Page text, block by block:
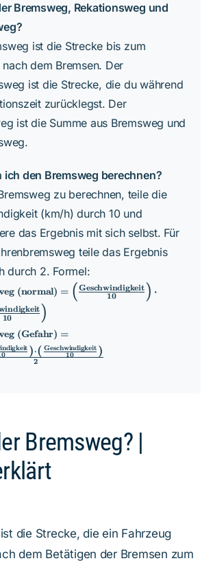
Bremsweg, Rekationsweg und
ist die Strecke bis zum
nach dem Bremsen. Der
ist die Strecke, die du während
zurücklegst. Der
ist die Summe aus Bremsweg und
ich den Bremsweg berechnen?
zu berechnen, teile die
(km/h) durch 10 und
das Ergebnis mit sich selbst. Für
teile das Ergebnis
durch 2. Formel:
(normal)} =
\cdot
(normal) = ( 10
Geschwindigkeit ) ⋅
10 )
(Gefahr)} =
\cdot
(Gefahr) =
2
) ⋅( 10
Geschwindigkeit )
Bremsweg? |
die Strecke, die ein Fahrzeug
dem Betätigen der Bremsen zum